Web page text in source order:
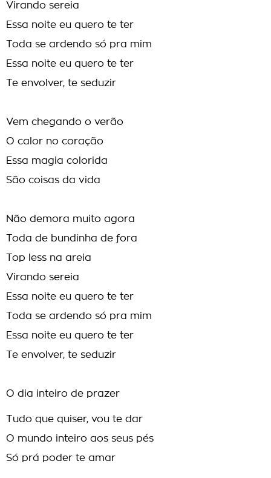
Virando sereia
Essa noite eu quero te ter
Toda se ardendo só pra mim
Essa noite eu quero te ter
Te envolver, te seduzir
Vem chegando o verão
O calor no coração
Essa magia colorida
São coisas da vida
Não demora muito agora
Toda de bundinha de fora
Top less na areia
Virando sereia
Essa noite eu quero te ter
Toda se ardendo só pra mim
Essa noite eu quero te ter
Te envolver, te seduzir
O dia inteiro de prazer
Tudo que quiser, vou te dar
O mundo inteiro aos seus pés
Só prá poder te amar